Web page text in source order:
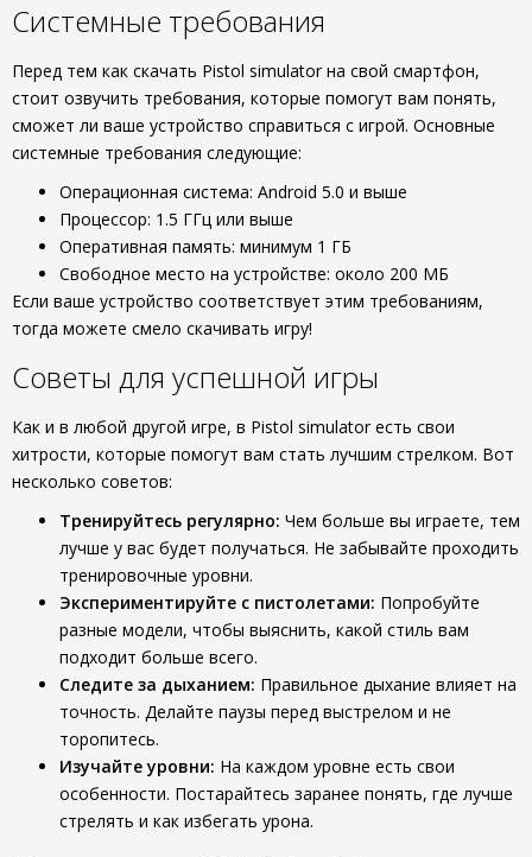
Системные требования
Перед тем как скачать Pistol simulator на свой смартфон,
стоит озвучить требования, которые помогут вам понять,
сможет ли ваше устройство справиться с игрой. Основные
системные требования следующие:
Операционная система: Android 5.0 и выше
Процессор: 1.5 ГГц или выше
Оперативная память: минимум 1 ГБ
Свободное место на устройстве: около 200 МБ
Если ваше устройство соответствует этим требованиям,
тогда можете смело скачивать игру!
Советы для успешной игры
Как и в любой другой игре, в Pistol simulator есть свои
хитрости, которые помогут вам стать лучшим стрелком. Вот
несколько советов:
Тренируйтесь регулярно: Чем больше вы играете, тем
лучше у вас будет получаться. Не забывайте проходить
тренировочные уровни.
Экспериментируйте с пистолетами: Попробуйте
разные модели, чтобы выяснить, какой стиль вам
подходит больше всего.
Следите за дыханием: Правильное дыхание влияет на
точность. Делайте паузы перед выстрелом и не
торопитесь.
Изучайте уровни: На каждом уровне есть свои
особенности. Постарайтесь заранее понять, где лучше
стрелять и как избегать урона.